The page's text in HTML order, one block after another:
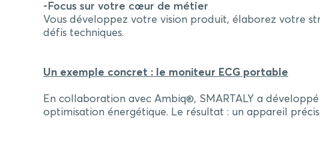
-Focus sur votre cœur de métier
Vous développez votre vision produit, élaborez votre
défis techniques.
Un exemple concret : le moniteur ECG portable
En collaboration avec Ambiq®, SMARTALY a
optimisation énergétique. Le résultat : un appareil